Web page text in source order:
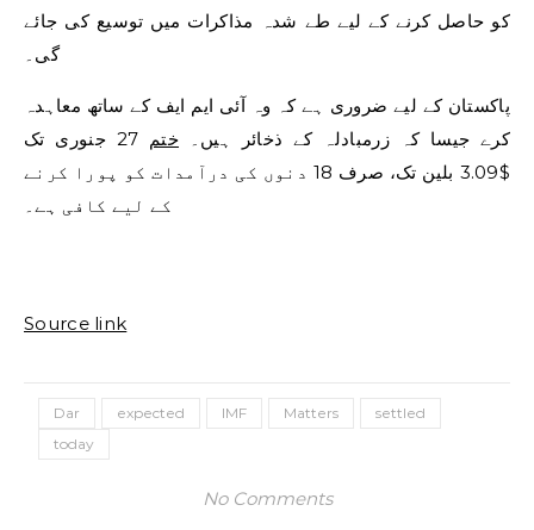
کو حاصل کرنے کے لیے طے شدہ مذاکرات میں توسیع کی جائے
گی۔
پاکستان کے لیے ضروری ہے کہ وہ آئی ایم ایف کے ساتھ معاہدہ
کرے جیسا کہ زرمبادلہ کے ذخائر ہیں۔ ختم
27 جنوری تک
$3.09 بلین تک، صرف 18 دنوں کی درآمدات کو پورا کرنے
کے لیے کافی ہے۔
Source link
Dar expected IMF Matters
settled
today
No Comments